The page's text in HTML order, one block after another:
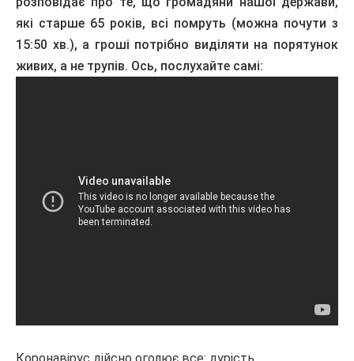
які старше 65 років, всі помруть (можна почути з
15:50 хв.), а гроші потрібно виділяти на порятунок
живих, а не трупів. Ось, послухайте самі: